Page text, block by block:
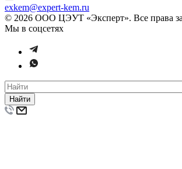
exkem@expert-kem.ru
© 2026 ООО ЦЭУТ «Эксперт». Все права
Мы в соцсетях
Найти